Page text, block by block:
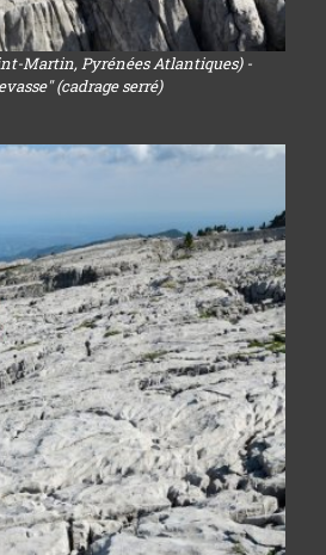
Martin, Pyrénées Atlantiques) -
(cadrage serré)